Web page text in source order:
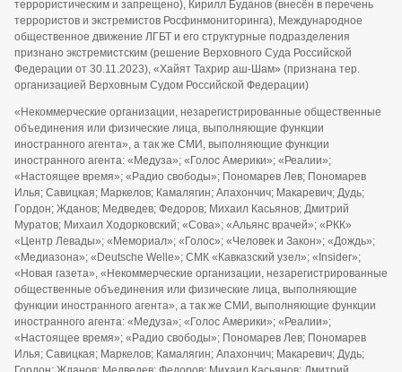
террористическим и запрещено), Кирилл Буданов (внесён в перечень
террористов и экстремистов Росфинмониторинга), Международное
общественное движение ЛГБТ и его структурные подразделения
признано экстремистским (решение Верховного Суда Российской
Федерации от 30.11.2023), «Хайят Тахрир аш-Шам» (признана тер.
организацией Верховным Судом Российской Федерации)
«Некоммерческие организации, незарегистрированные общественные
объединения или физические лица, выполняющие функции
иностранного агента», а так же СМИ, выполняющие функции
иностранного агента: «Медуза»; «Голос Америки»; «Реалии»;
«Настоящее время»; «Радио свободы»; Пономарев Лев; Пономарев
Илья; Савицкая; Маркелов; Камалягин; Апахончич; Макаревич; Дудь;
Гордон; Жданов; Медведев; Федоров; Михаил Касьянов; Дмитрий
Муратов; Михаил Ходорковский; «Сова»; «Альянс врачей»; «РКК»
«Центр Левады»; «Мемориал»; «Голос»; «Человек и Закон»; «Дождь»;
«Медиазона»; «Deutsche Welle»; СМК «Кавказский узел»; «Insider»;
«Новая газета», «Некоммерческие организации, незарегистрированные
общественные объединения или физические лица, выполняющие
функции иностранного агента», а так же СМИ, выполняющие функции
иностранного агента: «Медуза»; «Голос Америки»; «Реалии»;
«Настоящее время»; «Радио свободы»; Пономарев Лев; Пономарев
Илья; Савицкая; Маркелов; Камалягин; Апахончич; Макаревич; Дудь;